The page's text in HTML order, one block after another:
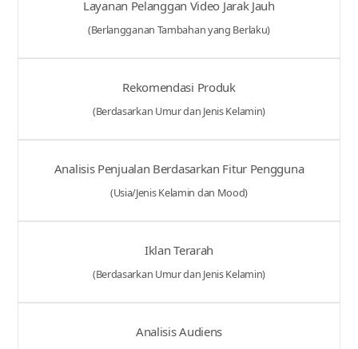
Layanan Pelanggan Video Jarak Jauh
(Berlangganan Tambahan yang Berlaku)
Rekomendasi Produk
(Berdasarkan Umur dan Jenis Kelamin)
Analisis Penjualan Berdasarkan Fitur Pengguna
(Usia/Jenis Kelamin dan Mood)
Iklan Terarah
(Berdasarkan Umur dan Jenis Kelamin)
Analisis Audiens